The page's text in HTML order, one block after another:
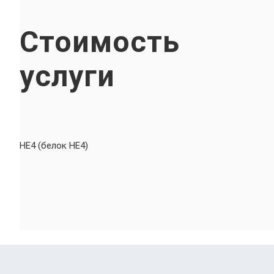
Стоимость
услуги
HE4 (белок HE4)